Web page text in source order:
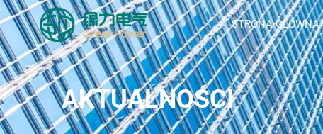
STRONA GŁÓWNA
AKTUALNOŚCI